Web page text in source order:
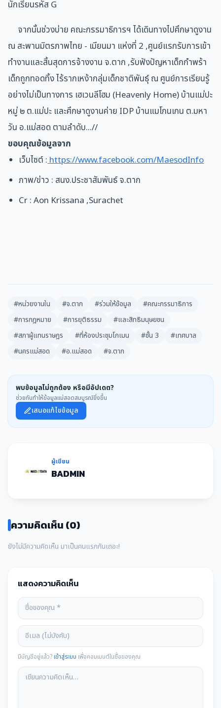
นักเรียนรหัส G
จากนั้นช่วงบ่าย คณะกรรมาธิการฯ ได้เดินทางไปศึกษาดูงาน
ณ สะพานมิตรภาพไทย - เมียนมา แห่งที่ 2 ,ศูนย์แรกรับการเข้า
ทำงานและสิ้นสุดการจ้างงาน จ.ตาก ,รับฟังปัญหาเด็กกำพร้า
เด็กถูกทอดทิ้ง ไร้รากเหง้ากลุ่มเด็กชาติพันธุ์ ณ ศูนย์การเรียนรู้
อย่างไม่เป็นทางการ เฮเวนลีโฮม (Heavenly Home) บ้านแม่ปะ
หมู่ ๒ ต.แม่ปะ และศึกษาดูงานค่าย IDP บ้านแมโกนเกน ต.มหา
วัน อ.แม่สอด ตามลำดับ…//
ขอบคุณข้อมูลจาก
เว็บไซต์ :https://www.facebook.com/MaesodInfo
ภาพ/ข่าว : สนง.ประชาสัมพันธ์ จ.ตาก
Cr : Aon Krissana ,Surachet
#หน่วยงานใน #จ.ตาก #ร่วมให้ข้อมูล
#คณะกรรมาธิการ
#การกฎหมาย
#การยุติธรรม
#และสิทธิมนุษยชน
#สภาผู้แทนราษฎร
#ที่ห้องประชุมโกเมน #ชั้น 3
#เทศบาล
#นครแม่สอด
#อ.แม่สอด #จ.ตาก
พบข้อมูลไม่ถูกต้อง หรือมีอัปเดต?
ช่วยกันทำให้ข้อมูลแม่สอดสมบูรณ์ยิ่งขึ้น
เสนอแก้ไขข้อมูล
ผู้เขียน
BADMIN
ความคิดเห็น (0)
ยังไม่มีความคิดเห็น มาเป็นคนแรกกันเถอะ!
แสดงความคิดเห็น
มีบัญชีอยู่แล้ว?เข้าสู่ระบบ เพื่อคอมเมนต์ในชื่อของคุณ